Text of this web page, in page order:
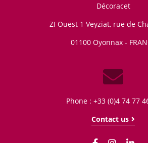
Décoracet
ZI Ouest 1 Veyziat, rue de
01100 Oyonnax -
Phone : +33 (0)4 74 77
Contact us